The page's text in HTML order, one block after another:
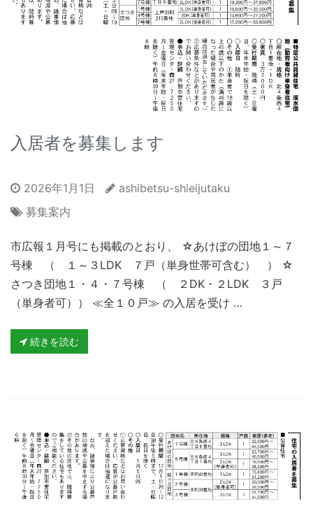
入居者を募集します
2026年1月1日
ashibetsu-shieijutaku
募集案内
市広報１月号にも掲載のとおり、 ☆あけぼの団地１～７
号棟 （ １～３LDK ７戸（単身世帯可含む） ） ☆
さつき団地１・４・７号棟 （ ２DK・２LDK ３戸
（単身者可）） ≪全１０戸≫ の入居を受け …
続きを読む